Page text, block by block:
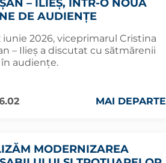
– ILIEȘ, ÎNTR-O NOUĂ
DE AUDIENȚE
iunie 2026, viceprimarul Cristina
– Ilieș a discutat cu sătmărenii
audiențe.
MAI DEPARTE
MODERNIZAREA